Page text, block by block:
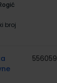
broj
556059